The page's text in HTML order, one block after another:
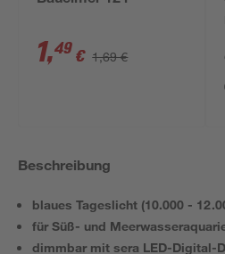
1,49 € 1,69 €
Beschreibung
blaues Tageslicht (10.000 -
für Süß- und
dimmbar mit sera LED-Digital-